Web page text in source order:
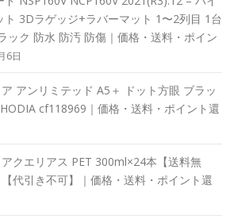
ト 3Dラゲッジ+ラバーマット 1〜2列目 1台
ック 防水 防汚 防傷｜価格・送料・ポイン
6日
ア アンリミテッド A5＋ ドット方眼 ブラッ
cf118969｜価格・送料・ポイント還
アクエリアス PET 300ml×24本【送料無
代引き不可】｜価格・送料・ポイント還